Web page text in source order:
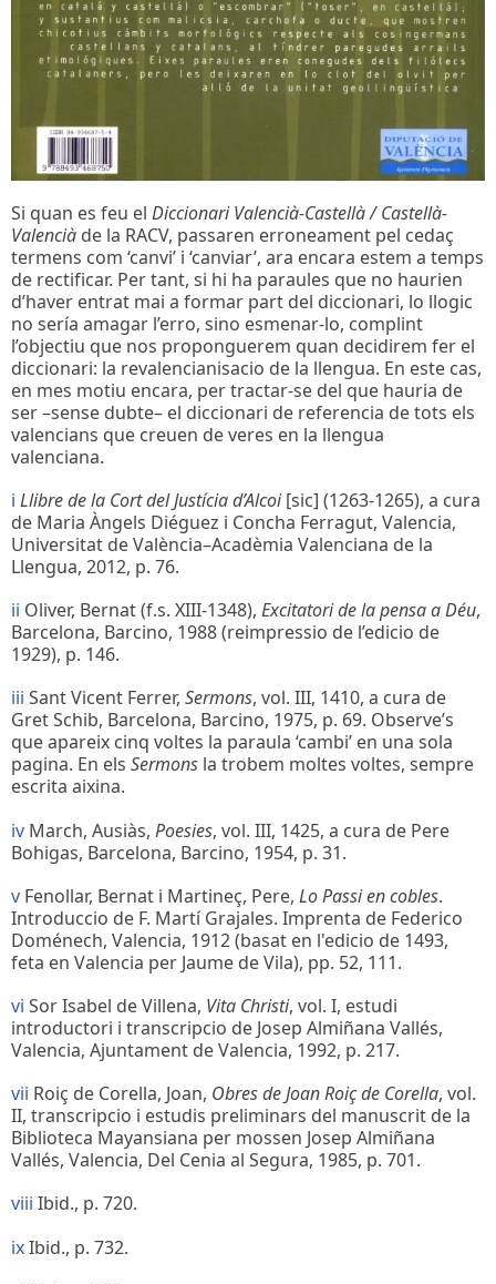
Si quan es feu el Diccionari Valencià-Castellà / Castellà-
Valencià de la RACV, passaren erroneament pel cedaç
termens com ‘canvi’ i ‘canviar’, ara encara estem a temps
de rectificar. Per tant, si hi ha paraules que no haurien
d’haver entrat mai a formar part del diccionari, lo llogic
no sería amagar l’erro, sino esmenar-lo, complint
l’objectiu que nos proponguerem quan decidirem fer el
diccionari: la revalencianisacio de la llengua. En este cas,
en mes motiu encara, per tractar-se del que hauria de
ser –sense dubte– el diccionari de referencia de tots els
valencians que creuen de veres en la llengua
valenciana.
i Llibre de la Cort del Justícia d’Alcoi[sic] (1263-1265), a cura
de Maria Àngels Diéguez i Concha Ferragut, Valencia,
Universitat de València–Acadèmia Valenciana de la
Llengua, 2012, p. 76.
ii Oliver, Bernat (f.s. XIII-1348), Excitatori de la pensa a Déu,
Barcelona, Barcino, 1988 (reimpressio de l’edicio de
1929), p. 146.
iii Sant Vicent Ferrer, Sermons, vol. III, 1410, a cura de
Gret Schib, Barcelona, Barcino, 1975, p. 69. Observe’s
que apareix cinq voltes la paraula ‘cambi’ en una sola
pagina. En els Sermons la trobem moltes voltes, sempre
escrita aixina.
iv March, Ausiàs, Poesies, vol. III, 1425, a cura de Pere
Bohigas, Barcelona, Barcino, 1954, p. 31.
v Fenollar, Bernat i Martineç, Pere, Lo Passi en cobles.
Introduccio de F. Martí Grajales. Imprenta de Federico
Doménech, Valencia, 1912 (basat en l'edicio de 1493,
feta en Valencia per Jaume de Vila), pp. 52, 111.
vi Sor Isabel de Villena, Vita Christi, vol. I, estudi
introductori i transcripcio de Josep Almiñana Vallés,
Valencia, Ajuntament de Valencia, 1992, p. 217.
vii Roiç de Corella, Joan, Obres de Joan Roiç de Corella, vol.
II, transcripcio i estudis preliminars del manuscrit de la
Biblioteca Mayansiana per mossen Josep Almiñana
Vallés, Valencia, Del Cenia al Segura, 1985, p. 701.
viii Ibid., p. 720.
ixIbid., p. 732.